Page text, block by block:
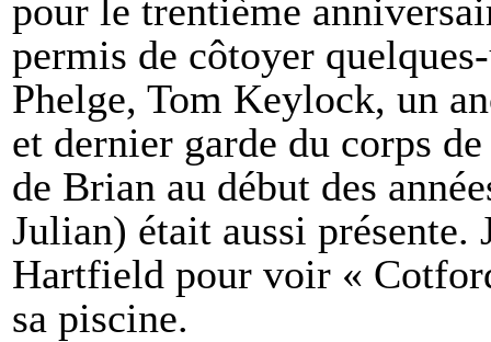
pour le trentième
permis de côtoyer
Phelge, Tom Keylock, un
et dernier garde du corps
de Brian au début des
Julian) était aussi présente.
Hartfield pour voir «
sa piscine.